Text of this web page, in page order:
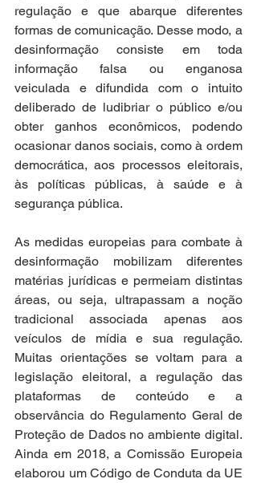
regulação e que abarque diferentes
formas de comunicação. Desse modo, a
desinformação consiste em toda
informação falsa ou enganosa
veiculada e difundida com o intuito
deliberado de ludibriar o público e/ou
obter ganhos econômicos, podendo
ocasionar danos sociais, como à ordem
democrática, aos processos eleitorais,
às políticas públicas, à saúde e à
segurança pública.
As medidas europeias para combate à
desinformação mobilizam diferentes
matérias jurídicas e permeiam distintas
áreas, ou seja, ultrapassam a noção
tradicional associada apenas aos
veículos de mídia e sua regulação.
Muitas orientações se voltam para a
legislação eleitoral, a regulação das
plataformas de conteúdo e a
observância do Regulamento Geral de
Proteção de Dados no ambiente digital.
Ainda em 2018, a Comissão Europeia
elaborou um Código de Conduta da UE